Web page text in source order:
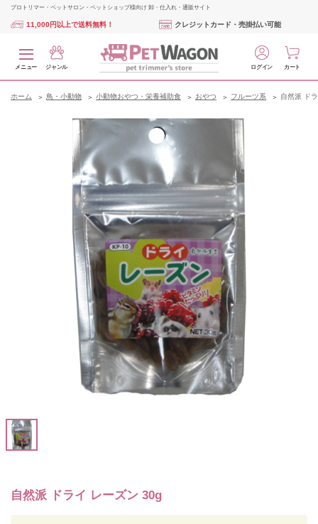
プロトリマー・ペットサロン・ペットショップ様向け 卸・仕入れ・通販サイト
11,000円以上で送料無料！ クレジットカード・売掛払い可能
メニュー ジャンル ログイン カート
ホーム 鳥・小動物 小動物おやつ・栄養補助食 おやつ フルーツ系 自然派 ド
自然派 ドライ レーズン 30g